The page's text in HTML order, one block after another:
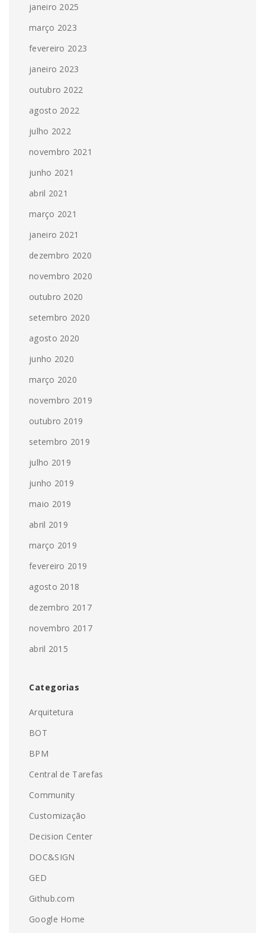
janeiro 2025
março 2023
fevereiro 2023
janeiro 2023
outubro 2022
agosto 2022
julho 2022
novembro 2021
junho 2021
abril 2021
março 2021
janeiro 2021
dezembro 2020
novembro 2020
outubro 2020
setembro 2020
agosto 2020
junho 2020
março 2020
novembro 2019
outubro 2019
setembro 2019
julho 2019
junho 2019
maio 2019
abril 2019
março 2019
fevereiro 2019
agosto 2018
dezembro 2017
novembro 2017
abril 2015
Categorias
Arquitetura
BOT
BPM
Central de Tarefas
Community
Customização
Decision Center
DOC&SIGN
GED
Github.com
Google Home